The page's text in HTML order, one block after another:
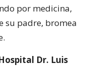
por medicina,
su padre, bromea
Dr. Luis